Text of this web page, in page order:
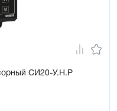
СИ20-У.Н.Р